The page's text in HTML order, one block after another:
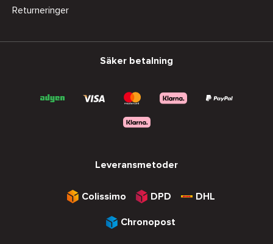
Returneringer
Säker betalning
Leveransmetoder
Colissimo DPD DHL
Chronopost